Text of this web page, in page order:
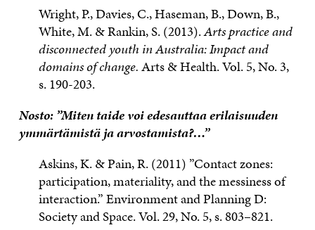
Wright, P., Davies, C., Haseman, B., Down, B.,
White, M. & Rankin, S. (2013).Arts practice and
disconnected youth in Australia: Impact and
domains of change.Arts & Health. Vol. 5, No. 3,
s. 190-203.
Nosto: ”Miten taide voi edesauttaa erilaisuuden
ymmärtämistä ja arvostamista?…”
Askins, K. & Pain, R. (2011) ”Contact zones:
participation, materiality, and the messiness of
interaction.” Environment and Planning D:
Society and Space. Vol. 29, No. 5, s. 803–821.